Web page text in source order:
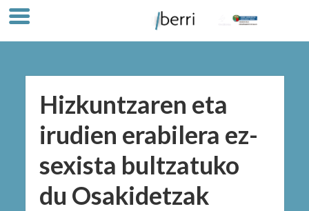
Hizkuntzaren eta
irudien erabilera ez-
sexista bultzatuko
du Osakidetzak